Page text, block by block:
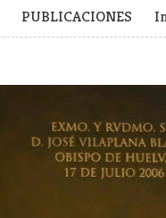
PUBLICACIONES